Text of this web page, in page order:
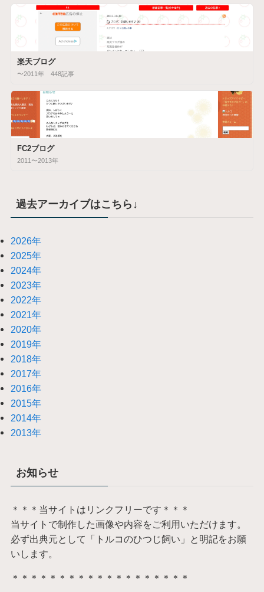
楽天ブログ
〜2011年 448記事
FC2ブログ
2011〜2013年
過去アーカイブはこちら↓
2026年
2025年
2024年
2023年
2022年
2021年
2020年
2019年
2018年
2017年
2016年
2015年
2014年
2013年
お知らせ
＊＊＊当サイトはリンクフリーです＊＊＊
当サイトで制作した画像や内容をご利用いただけます。
必ず出典元として「トルコのひつじ飼い」と明記をお願
いします。
＊＊＊＊＊＊＊＊＊＊＊＊＊＊＊＊＊＊＊